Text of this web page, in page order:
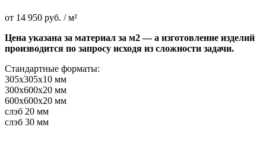
от 14 950 руб. / м²
Цена указана за материал за м2 — а изготовление изделий
производится по запросу исходя из сложности задачи.
Стандартные форматы:
305х305х10 мм
300х600х20 мм
600х600х20 мм
слэб 20 мм
слэб 30 мм